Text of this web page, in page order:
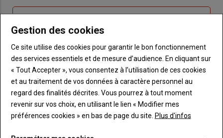
titre
TITRE CRÉEZ UN COMPTE
BodyChoisissez votre formule et créez votre
compte pour accéder à tout {nom-site}.
Lien Créez un compte
Gestion des cookies
Ce site utilise des cookies pour garantir le bon fonctionnement
des services essentiels et de mesure d’audience. En cliquant sur
« Tout Accepter », vous consentez à l’utilisation de ces cookies
et au traitement de vos données à caractère personnel au
regard des finalités décrites. Vous pourrez à tout moment
revenir sur vos choix, en utilisant le lien « Modifier mes
préférences cookies » en bas de page du site. Plus d'infos